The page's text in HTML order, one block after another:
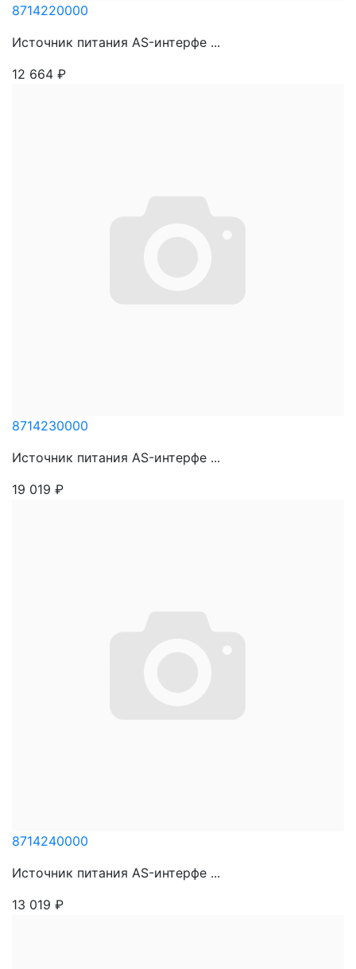
8714220000
Источник питания AS-интерфе ...
12 664 ₽
8714230000
Источник питания AS-интерфе ...
19 019 ₽
8714240000
Источник питания AS-интерфе ...
13 019 ₽